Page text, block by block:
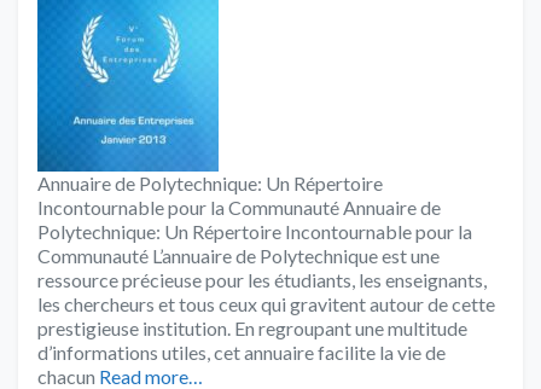
Annuaire de Polytechnique: Un Répertoire
Incontournable pour la Communauté Annuaire de
Polytechnique: Un Répertoire Incontournable pour la
Communauté L’annuaire de Polytechnique est une
ressource précieuse pour les étudiants, les enseignants,
les chercheurs et tous ceux qui gravitent autour de cette
prestigieuse institution. En regroupant une multitude
d’informations utiles, cet annuaire facilite la vie de
chacun Read more…